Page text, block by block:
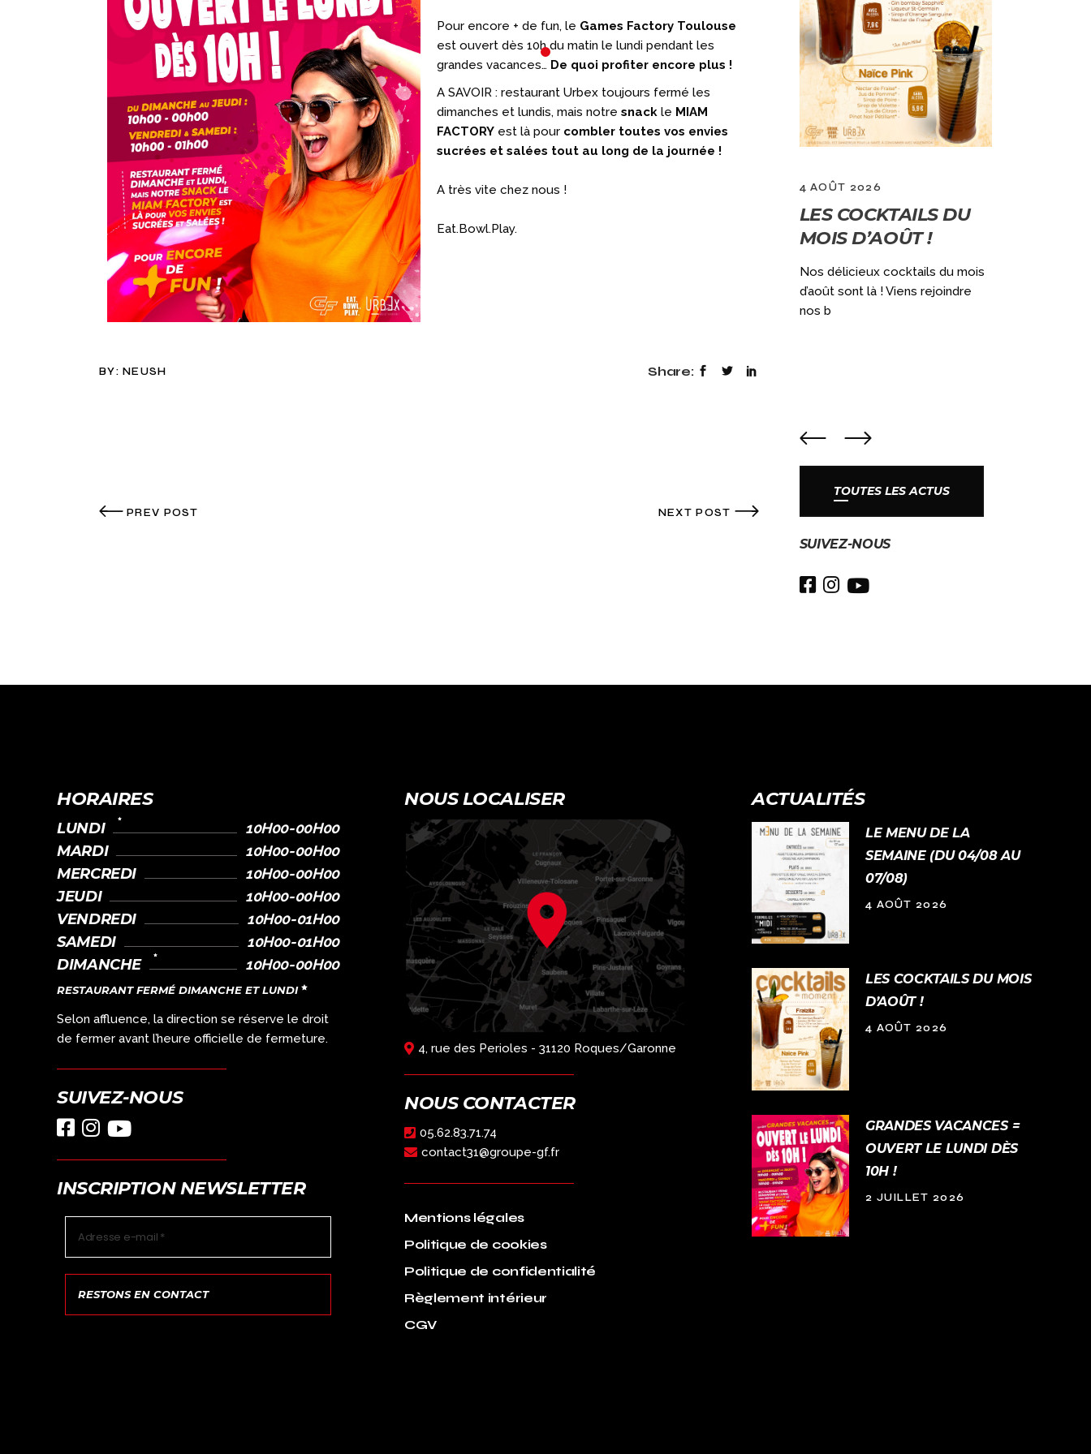
Pour encore + de fun, le Games Factory Toulouse
est ouvert dès 10h du matin le lundi pendant les
grandes vacances… De quoi profiter encore plus !
A SAVOIR : restaurant Urbex toujours fermé les
dimanches et lundis, mais notresnack le MIAM
FACTORY est là pour combler toutes vos envies
sucrées et salées tout au long de la journée !
A très vite chez nous !
Eat.Bowl.Play.
BY: NEUSH Share:
PREV POST NEXT POST
23 OCTOBRE 2025
C’EST TOI QUI
CHANTE !
🎤 C’est TOI qui chante ! 🔥🔥🔥
Au games factory Toulouse, en
4 AOÛT 2026
LES COCKTAILS DU
MOIS D’AOÛT !
Nos délicieux cocktails du mois
d’août sont là ! Viens rejoindre
nos b
TOUTES LES ACTUS
SUIVEZ-NOUS
HORAIRES
LUNDI 10H00-00H00
MARDI 10H00-00H00
MERCREDI 10H00-00H00
JEUDI 10H00-00H00
VENDREDI 10H00-01H00
SAMEDI 10H00-01H00
DIMANCHE 10H00-00H00
RESTAURANT FERMÉ DIMANCHE ET LUNDI
Selon affluence, la direction se réserve le droit
de fermer avant l’heure officielle de fermeture.
SUIVEZ-NOUS
INSCRIPTION NEWSLETTER
NOUS LOCALISER
4, rue des Perioles - 31120 Roques/Garonne
NOUS CONTACTER
05.62.83.71.74
contact31@groupe-gf.fr
Mentions légales
Politique de cookies
Politique de confidentialité
Règlement intérieur
CGV
ACTUALITÉS
LE MENU DE LA
SEMAINE (DU 04/08 AU
07/08)
4 AOÛT 2026
LES COCKTAILS DU MOIS
D’AOÛT !
4 AOÛT 2026
GRANDES VACANCES =
OUVERT LE LUNDI DÈS
10H !
2 JUILLET 2026